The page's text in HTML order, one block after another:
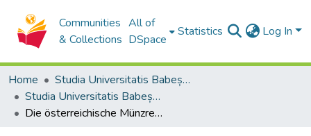
Communities
& Collections
All of
DSpace
Statistics Log In
Home
Studia Universitatis Babeș-Bolyai Collection
Studia Universitatis Babeș-Bolyai Historia
Die österreichische Münzreform von 1857-1858 und die siebenbürgischen “Gelegenheitschriften anlässlich der neuen Währung”. Mit besonderer Betrachtung der “Gespräche der Bauern Hans und Georg über das neue Geld“ (1858)